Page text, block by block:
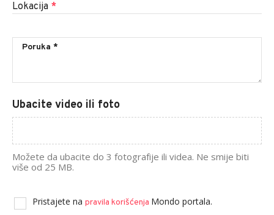
Lokacija *
Ubacite video ili foto
Možete da ubacite do 3 fotografije ili videa. Ne smije biti
više od 25 MB.
Pristajete na pravila korišćenja Mondo portala.